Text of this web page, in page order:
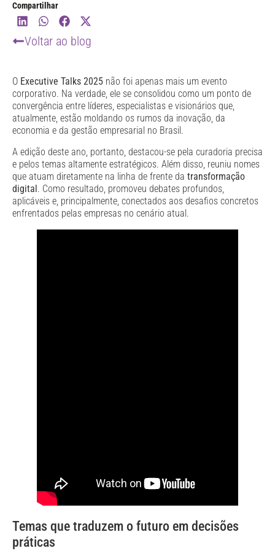
Compartilhar
Voltar ao blog
O Executive Talks 2025 não foi apenas mais um evento
corporativo. Na verdade, ele se consolidou como um ponto de
convergência entre líderes, especialistas e visionários que,
atualmente, estão moldando os rumos da inovação, da
economia e da gestão empresarial no Brasil.
A edição deste ano, portanto, destacou-se pela curadoria precisa
e pelos temas altamente estratégicos. Além disso, reuniu nomes
que atuam diretamente na linha de frente da transformação
digital. Como resultado, promoveu debates profundos,
aplicáveis e, principalmente, conectados aos desafios concretos
enfrentados pelas empresas no cenário atual.
Temas que traduzem o futuro em decisões
práticas